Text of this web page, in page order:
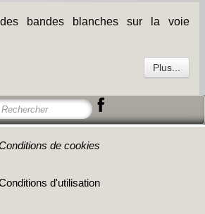
-
-
-
bandes blanches sur la voie
Plus...
de cookies
d'utilisation